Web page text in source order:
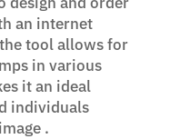
an internet
tool allows for
in various
it an ideal
individuals
.